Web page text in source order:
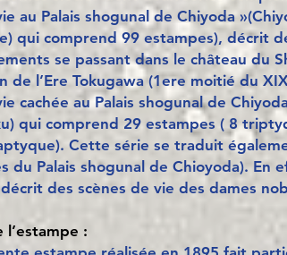
au Palais shogunal de Chiyoda
qui comprend 99 estampes), décrit
se passant dans le château du
de l’Ere Tokugawa (1ere moitié du
cachée au Palais shogunal de
qui comprend 29 estampes ( 8
Cette série se traduit
du Palais shogunal de Chioyoda). En
des scènes de vie des dames
l’estampe :